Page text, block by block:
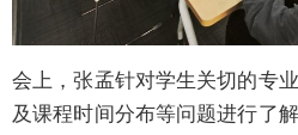
会上，张孟针对学生关切的专
及课程时间分布等问题进行了